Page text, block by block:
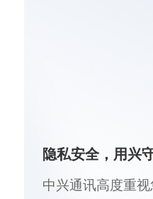
隐私安全，用兴
中兴通讯高度重